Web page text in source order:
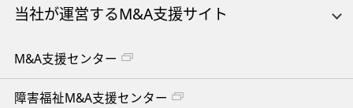
当社が運営するM&A支援サイト
M&A支援センター
障害福祉M&A支援センター